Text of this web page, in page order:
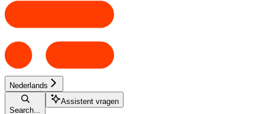
Nederlands
Search...
Assistent vragen